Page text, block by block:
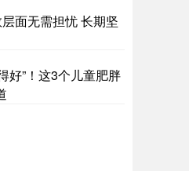
面无需担忧 长期坚
好”！这3个儿童肥胖